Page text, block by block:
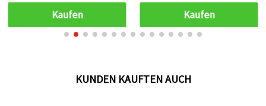
Rosenköpfe × 100 mm
Stiele, 6er Set – DIY,
Scrapbooking,
Kaufen
Wohn- & Hochzeitsdeko
Kaufen
KUNDEN KAUFTEN AUCH